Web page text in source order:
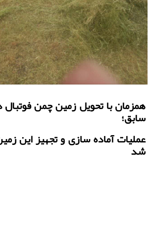
همزمان با تحویل زمین چمن فوتبال
سابق؛
عملیات آماده سازی و تجهیز این
شد